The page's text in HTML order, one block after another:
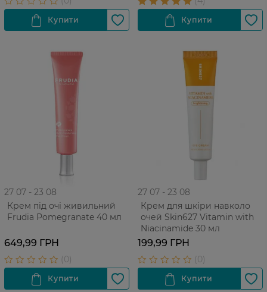
27 07 - 23 08
Крем під очі живильний
Frudia Pomegranate 40 мл
649,99 ГРН
27 07 - 23 08
Крем для шкіри навколо
очей Skin627 Vitamin with
Niacinamide 30 мл
199,99 ГРН